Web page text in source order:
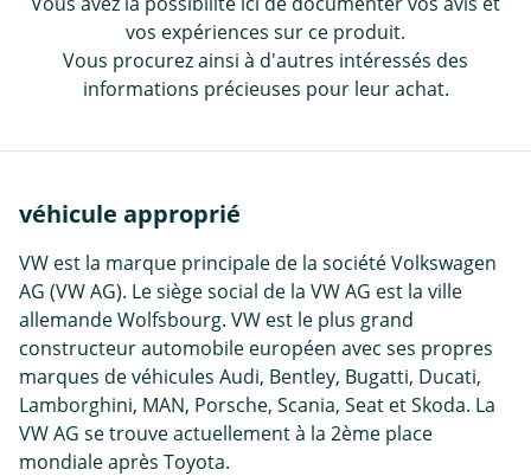
vos expériences sur ce produit.
Vous procurez ainsi à d'autres intéressés des
informations précieuses pour leur achat.
véhicule approprié
VW est la marque principale de la société Volkswagen
AG (VW AG). Le siège social de la VW AG est la ville
allemande Wolfsbourg. VW est le plus grand
constructeur automobile européen avec ses propres
marques de véhicules Audi, Bentley, Bugatti, Ducati,
Lamborghini, MAN, Porsche, Scania, Seat et Skoda. La
VW AG se trouve actuellement à la 2ème place
mondiale après Toyota.